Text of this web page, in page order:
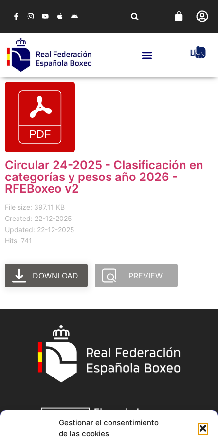
Gestionar el consentimiento
de las cookies
Circular 24-2025 - Clasificación en
categorías y pesos año 2026 -
RFEBoxeo v2
File size: 397.11 KB
Created: 22-12-2025
Updated: 22-12-2025
Hits: 741
DOWNLOAD PREVIEW